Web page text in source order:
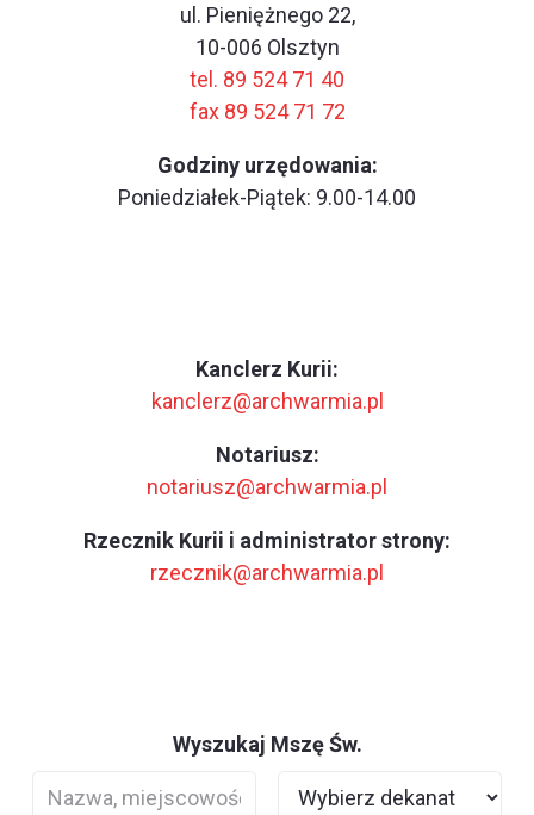
ul. Pieniężnego 22,
10-006 Olsztyn
tel. 89 524 71 40
fax 89 524 71 72
Godziny urzędowania:
Poniedziałek-Piątek: 9.00-14.00
Kanclerz Kurii:
kanclerz@archwarmia.pl
Notariusz:
notariusz@archwarmia.pl
Rzecznik Kurii i administrator strony:
rzecznik@archwarmia.pl
Wyszukaj Mszę Św.